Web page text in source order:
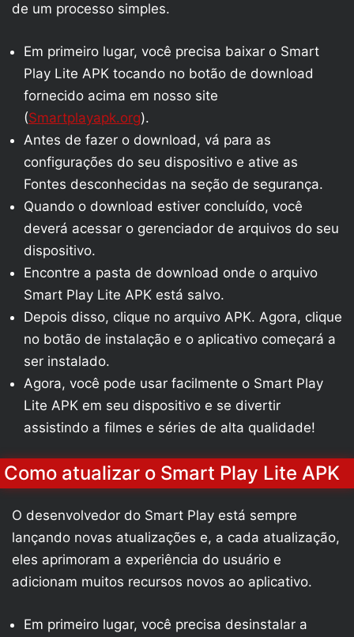
de um processo simples.
Em primeiro lugar, você precisa baixar o Smart
Play Lite APK tocando no botão de download
fornecido acima em nosso site
(Smartplayapk.org).
Antes de fazer o download, vá para as
configurações do seu dispositivo e ative as
Fontes desconhecidas na seção de segurança.
Quando o download estiver concluído, você
deverá acessar o gerenciador de arquivos do seu
dispositivo.
Encontre a pasta de download onde o arquivo
Smart Play Lite APK está salvo.
Depois disso, clique no arquivo APK. Agora, clique
no botão de instalação e o aplicativo começará a
ser instalado.
Agora, você pode usar facilmente o Smart Play
Lite APK em seu dispositivo e se divertir
assistindo a filmes e séries de alta qualidade!
Como atualizar o Smart Play Lite APK
O desenvolvedor do Smart Play está sempre
lançando novas atualizações e, a cada atualização,
eles aprimoram a experiência do usuário e
adicionam muitos recursos novos ao aplicativo.
Em primeiro lugar, você precisa desinstalar a